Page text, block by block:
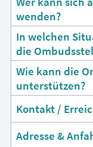
wenden?
In welchen
die
Wie kann die
unterstützen?
Kontakt /
Adresse &